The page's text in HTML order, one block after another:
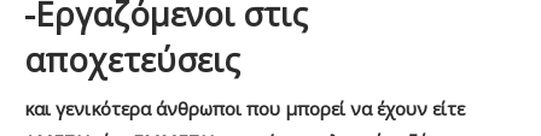
-Εργαζόμενοι στις
αποχετεύσεις
και γενικότερα άνθρωποι που μπορεί να έχουν είτε